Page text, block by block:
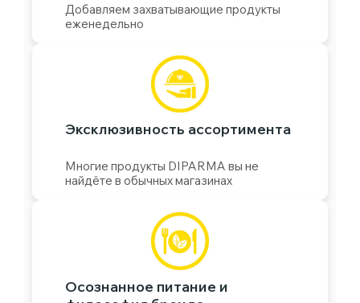
Добавляем захватывающие продукты
еженедельно
Эксклюзивность ассортимента
Многие продукты DIPARMA вы не
найдёте в обычных магазинах
Осознанное питание и